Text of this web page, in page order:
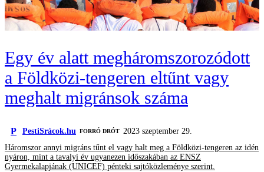
Egy év alatt megháromszorozódott
a Földközi-tengeren eltűnt vagy
meghalt migránsok száma
P PestiSrácok.hu FORRÓ DRÓT 2023 szeptember 29.
Háromszor annyi migráns tűnt el vagy halt meg a Földközi-tengeren az idén
nyáron, mint a tavalyi év ugyanezen időszakában az ENSZ
Gyermekalapjának (UNICEF) pénteki sajtóközleménye szerint.